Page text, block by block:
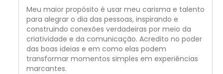
Meu maior propósito é usar meu carisma e talento
para alegrar o dia das pessoas, inspirando e
construindo conexões verdadeiras por meio da
criatividade e da comunicação. Acredito no poder
das boas ideias e em como elas podem
transformar momentos simples em experiências
marcantes.